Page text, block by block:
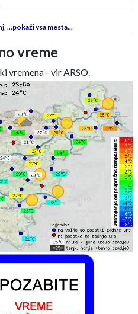
, ...pokaži vsa mesta...
vreme
vremena - vir ARSO.